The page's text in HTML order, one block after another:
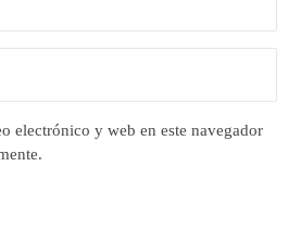
electrónico y web en este navegador